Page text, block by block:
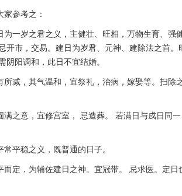
参考之：
一岁之君之义，主健壮、旺相，万物生育、强
市，交易。建日为岁君、元神、建除法之首。
阳调和，此日不宜结婚。
减，其气温和，宜祭礼，治病，嫁娶等。扫除
之意，宜修宫室， 忌造葬。 若满日与戍日同
平稳之义，既普通的日子。
定，为辅佐建日之神。宜冠带。 忌求医。定日